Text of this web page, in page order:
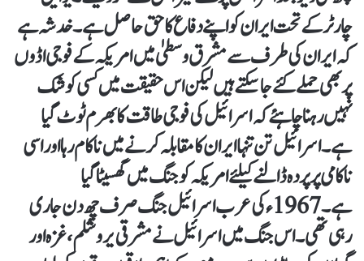
چارٹر کے تحت ایران کو اپنے دفاع کا حق حاصل ہے۔خدشہ ہے
کہ ایران کی طرف سے مشرق وسطیٰ میں امریکہ کے فوجی اڈوں
پر بھی حملے کئے جا سکتے ہیں لیکن اس حقیقت میں کسی کو شک
نہیں رہنا چاہئے کہ اسرائیل کی فوجی طاقت کا بھرم ٹوٹ گیا
ہے۔ اسرائیل تن تنہا ایران کا مقابلہ کرنے میں ناکام رہا اور اسی
ناکامی پر پردہ ڈالنے کیلئے امریکہ کو جنگ میں گھسیٹا گیا
ہے۔ 1967ء کی عرب اسرائیل جنگ صرف چھ دن جاری
رہی تھی۔ اس جنگ میں اسرائیل نے مشرقی یروشلم، غزہ اور